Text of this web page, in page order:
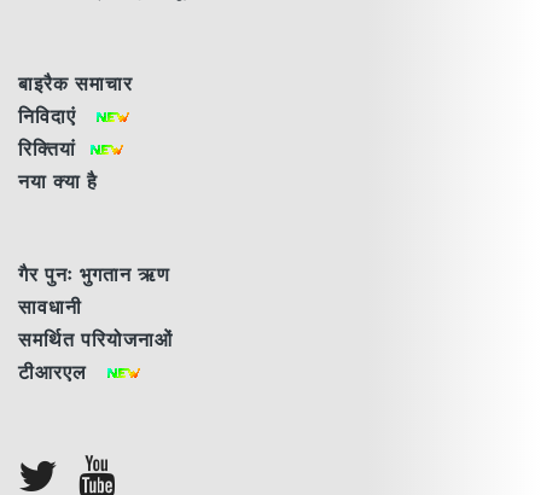
बाइरैक समाचार
निविदाएं
रिक्तियां
नया क्या है
गैर पुनः भुगतान ऋण
सावधानी
समर्थित परियोजनाओं
टीआरएल